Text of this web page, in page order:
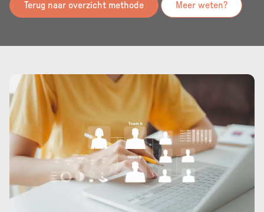
Terug naar overzicht methode Meer weten?